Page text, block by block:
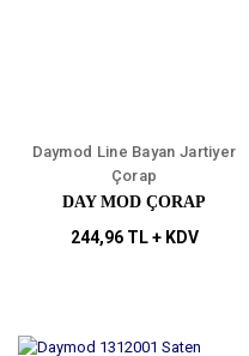
Daymod Line Bayan Jartiyer
Çorap
DAY MOD ÇORAP
244,96 TL + KDV